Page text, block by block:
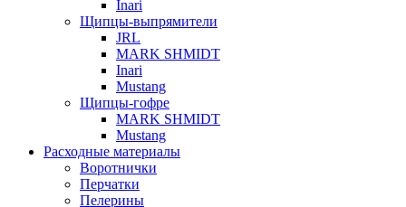
Inari
Щипцы-выпрямители
JRL
MARK SHMIDT
Inari
Mustang
Щипцы-гофре
MARK SHMIDT
Mustang
Расходные материалы
Воротнички
Перчатки
Пелерины